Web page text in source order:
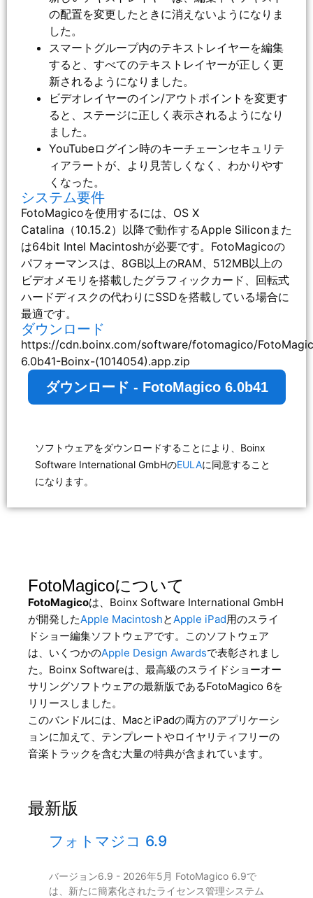
の配置を変更したときに消えないようになりま
した。
スマートグループ内のテキストレイヤーを編集
すると、すべてのテキストレイヤーが正しく更
新されるようになりました。
ビデオレイヤーのイン/アウトポイントを変更す
ると、ステージに正しく表示されるようになり
ました。
YouTubeログイン時のキーチェーンセキュリテ
ィアラートが、より見苦しくなく、わかりやす
くなった。
システム要件
FotoMagicoを使用するには、OS X
Catalina（10.15.2）以降で動作するApple Siliconまた
は64bit Intel Macintoshが必要です。FotoMagicoの
パフォーマンスは、8GB以上のRAM、512MB以上の
ビデオメモリを搭載したグラフィックカード、回転式
ハードディスクの代わりにSSDを搭載している場合に
最適です。
ダウンロード
https://cdn.boinx.com/software/fotomagico/
6.0b41-Boinx-(1014054).app.zip
ダウンロード - FotoMagico 6.0b41
ソフトウェアをダウンロードすることにより、Boinx
Software International GmbHのEULAに同意すること
になります。
FotoMagicoについて
FotoMagicoは、Boinx Software International GmbH
が開発したApple Macintoshと Apple iPad用のスライ
ドショー編集ソフトウェアです。このソフトウェア
は、いくつかのApple Design Awardsで表彰されまし
た。Boinx Softwareは、最高級のスライドショーオー
サリングソフトウェアの最新版であるFotoMagico 6を
リリースしました。
このバンドルには、MacとiPadの両方のアプリケーシ
ョンに加えて、テンプレートやロイヤリティフリーの
音楽トラックを含む大量の特典が含まれています。
最新版
フォトマジコ 6.9
バージョン6.9 - 2026年5月 FotoMagico 6.9で
は、新たに簡素化されたライセンス管理システム